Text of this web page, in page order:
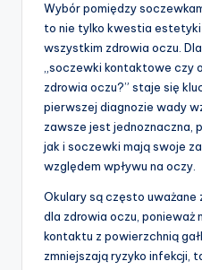
Wybór pomiędzy
to nie tylko kwestia
wszystkim zdrowia oczu.
„soczewki kontaktowe czy
zdrowia oczu?” staje się
pierwszej diagnozie wady
zawsze jest jednoznaczna,
jak i soczewki mają swoje
względem wpływu na oczy.
Okulary są często uważane
dla zdrowia oczu, ponieważ
kontaktu z powierzchnią
zmniejszają ryzyko infekcji,